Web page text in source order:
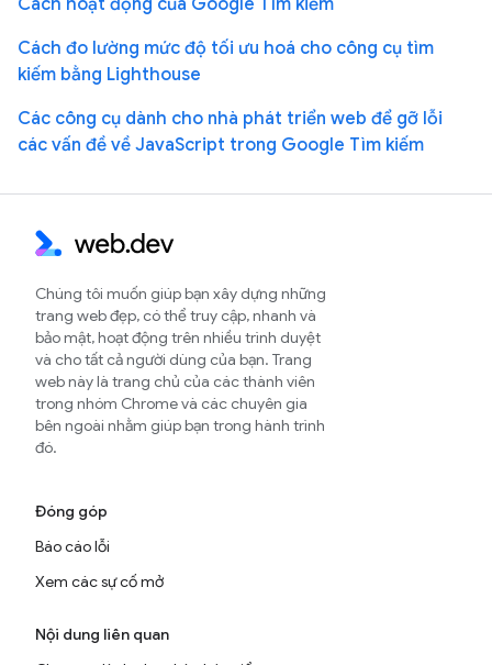
Cách đo lường mức độ tối ưu hoá cho công cụ tìm
kiếm bằng Lighthouse
Các công cụ dành cho nhà phát triển web để gỡ lỗi
các vấn đề về JavaScript trong Google Tìm kiếm
Chúng tôi muốn giúp bạn xây dựng những
trang web đẹp, có thể truy cập, nhanh và
bảo mật, hoạt động trên nhiều trình duyệt
và cho tất cả người dùng của bạn. Trang
web này là trang chủ của các thành viên
trong nhóm Chrome và các chuyên gia
bên ngoài nhằm giúp bạn trong hành trình
đó.
Đóng góp
Báo cáo lỗi
Xem các sự cố mở
Nội dung liên quan